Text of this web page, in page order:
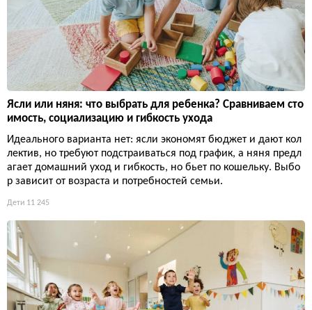
Ясли или няня: что выбрать для ребенка? Сравниваем сто
имость, социализацию и гибкость ухода
Идеального варианта нет: ясли экономят бюджет и дают кол
лектив, но требуют подстраиваться под график, а няня предл
агает домашний уход и гибкость, но бьет по кошельку. Выбо
р зависит от возраста и потребностей семьи.
Дети 11 245